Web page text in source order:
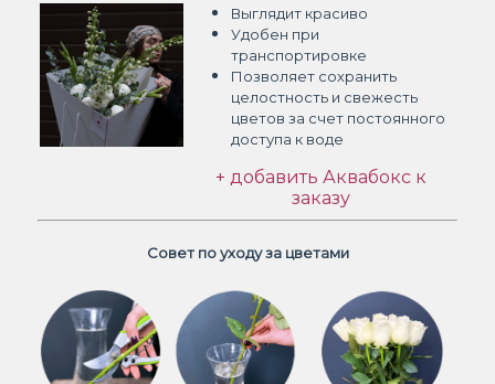
Выглядит красиво
Удобен при
транспортировке
Позволяет сохранить
целостность и свежесть
цветов за счет постоянного
доступа к воде
+ добавить Аквабокс к
заказу
Совет по уходу за цветами